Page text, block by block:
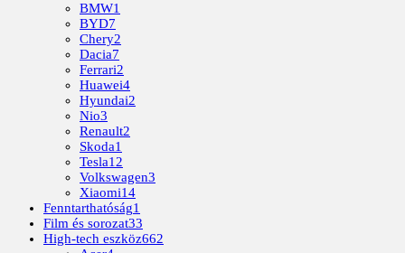
BMW1
BYD7
Chery2
Dacia7
Ferrari2
Huawei4
Hyundai2
Nio3
Renault2
Skoda1
Tesla12
Volkswagen3
Xiaomi14
Fenntarthatóság1
Film és sorozat33
High-tech eszköz662